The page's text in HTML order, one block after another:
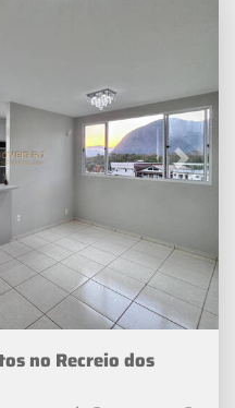
Rio de Janeiro. Além
sobre o Mercado
Next
no Recreio dos